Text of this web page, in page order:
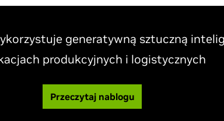
generatywną sztuczną
produkcyjnych i logistycznych
Przeczytaj nablogu